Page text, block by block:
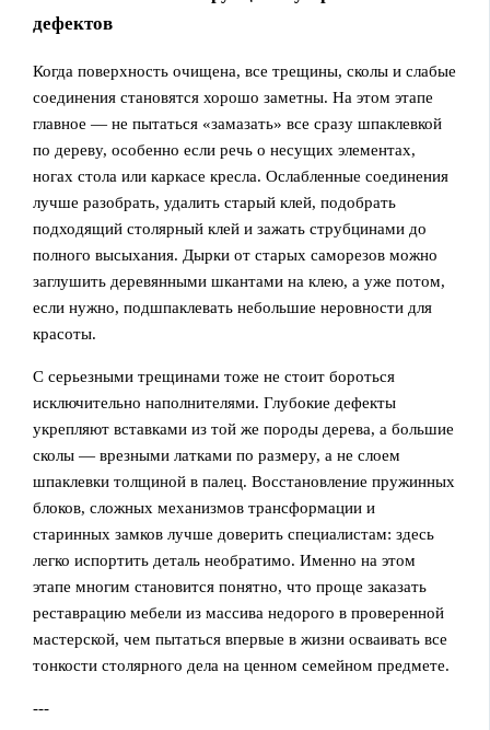
дефектов
Когда поверхность очищена, все трещины, сколы и слабые
соединения становятся хорошо заметны. На этом этапе
главное — не пытаться «замазать» все сразу шпаклевкой
по дереву, особенно если речь о несущих элементах,
ногах стола или каркасе кресла. Ослабленные соединения
лучше разобрать, удалить старый клей, подобрать
подходящий столярный клей и зажать струбцинами до
полного высыхания. Дырки от старых саморезов можно
заглушить деревянными шкантами на клею, а уже потом,
если нужно, подшпаклевать небольшие неровности для
красоты.
С серьезными трещинами тоже не стоит бороться
исключительно наполнителями. Глубокие дефекты
укрепляют вставками из той же породы дерева, а большие
сколы — врезными латками по размеру, а не слоем
шпаклевки толщиной в палец. Восстановление пружинных
блоков, сложных механизмов трансформации и
старинных замков лучше доверить специалистам: здесь
легко испортить деталь необратимо. Именно на этом
этапе многим становится понятно, что проще заказать
реставрацию мебели из массива недорого в проверенной
мастерской, чем пытаться впервые в жизни осваивать все
тонкости столярного дела на ценном семейном предмете.
---